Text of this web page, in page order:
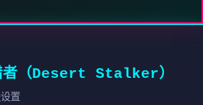
者（Desert Stalker）
置